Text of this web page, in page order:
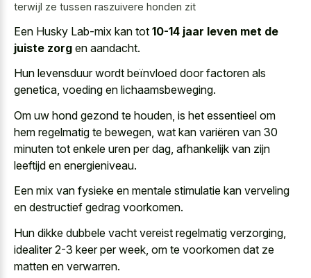
terwijl ze tussen raszuivere honden zit
Een Husky Lab-mix kan tot 10-14 jaar leven met de
juiste zorg en aandacht.
Hun levensduur wordt beïnvloed door factoren als
genetica, voeding en lichaamsbeweging.
Om uw hond gezond te houden, is het essentieel om
hem regelmatig te bewegen, wat kan variëren van 30
minuten tot enkele uren per dag, afhankelijk van zijn
leeftijd en energieniveau.
Een mix van fysieke en mentale stimulatie kan verveling
en destructief gedrag voorkomen.
Hun dikke dubbele vacht vereist regelmatig verzorging,
idealiter 2-3 keer per week, om te voorkomen dat ze
matten en verwarren.